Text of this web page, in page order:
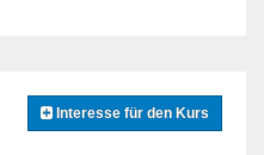
Interesse für den Kurs